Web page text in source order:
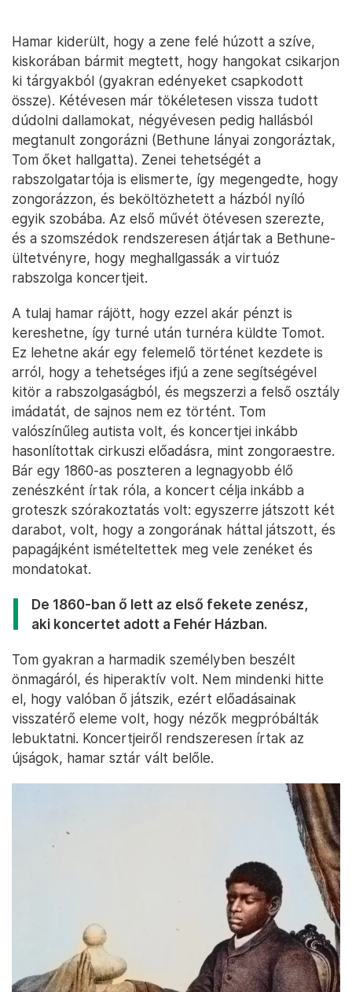
Hamar kiderült, hogy a zene felé húzott a szíve,
kiskorában bármit megtett, hogy hangokat csikarjon
ki tárgyakból (gyakran edényeket csapkodott
össze). Kétévesen már tökéletesen vissza tudott
dúdolni dallamokat, négyévesen pedig hallásból
megtanult zongorázni (Bethune lányai zongoráztak,
Tom őket hallgatta). Zenei tehetségét a
rabszolgatartója is elismerte, így megengedte, hogy
zongorázzon, és beköltözhetett a házból nyíló
egyik szobába. Az első művét ötévesen szerezte,
és a szomszédok rendszeresen átjártak a Bethune-
ültetvényre, hogy meghallgassák a virtuóz
rabszolga koncertjeit.
A tulaj hamar rájött, hogy ezzel akár pénzt is
kereshetne, így turné után turnéra küldte Tomot.
Ez lehetne akár egy felemelő történet kezdete is
arról, hogy a tehetséges ifjú a zene segítségével
kitör a rabszolgaságból, és megszerzi a felső osztály
imádatát, de sajnos nem ez történt. Tom
valószínűleg autista volt, és koncertjei inkább
hasonlítottak cirkuszi előadásra, mint zongoraestre.
Bár egy 1860-as poszteren a legnagyobb élő
zenészként írtak róla, a koncert célja inkább a
groteszk szórakoztatás volt: egyszerre játszott két
darabot, volt, hogy a zongorának háttal játszott, és
papagájként ismételtettek meg vele zenéket és
mondatokat.
De 1860-ban ő lett az első fekete zenész,
aki koncertet adott a Fehér Házban.
Tom gyakran a harmadik személyben beszélt
önmagáról, és hiperaktív volt. Nem mindenki hitte
el, hogy valóban ő játszik, ezért előadásainak
visszatérő eleme volt, hogy nézők megpróbálták
lebuktatni. Koncertjeiről rendszeresen írtak az
újságok, hamar sztár vált belőle.